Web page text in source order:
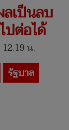
ลเป็นลบ
ปต่อได้
น.
รัฐบาล